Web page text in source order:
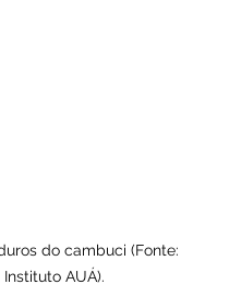
do cambuci (Fonte:
Instituto AUÁ).